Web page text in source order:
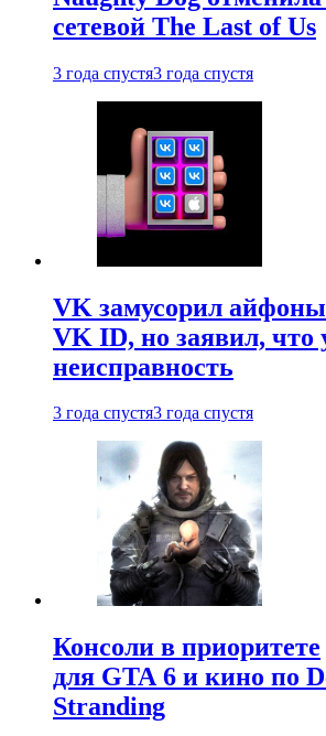
сетевой The Last of Us
3 года спустя3 года спустя
VK замусорил
VK ID, но заявил, что
неисправность
3 года спустя3 года спустя
Консоли в приоритете
для GTA 6 и кино по
Stranding